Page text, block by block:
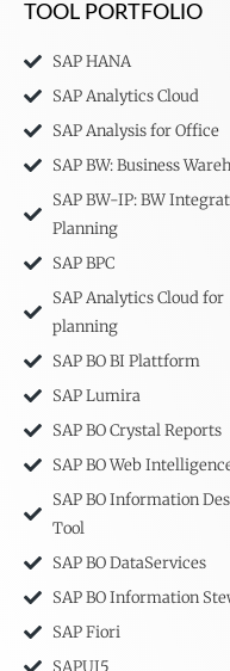
TOOL PORTFOLIO
SAP HANA
SAP Analytics Cloud
SAP Analysis for Office
SAP BW: Business
SAP BW-IP: BW
Planning
SAP BPC
SAP Analytics Cloud for
planning
SAP BO BI Plattform
SAP Lumira
SAP BO Crystal Reports
SAP BO Web
SAP BO Information
Tool
SAP BO DataServices
SAP BO Information
SAP Fiori
SAPUI5